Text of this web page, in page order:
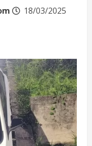
18/03/2025